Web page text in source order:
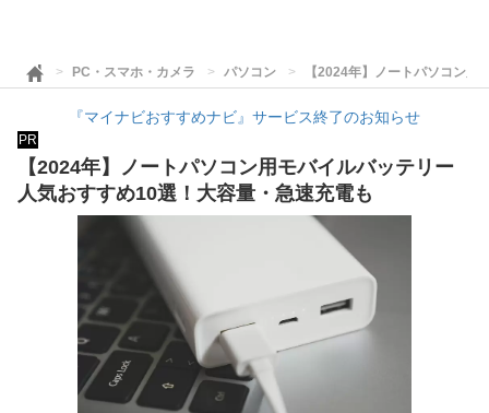
PC・スマホ・カメラ パソコン 【2024年】ノートパソコン
『マイナビおすすめナビ』サービス終了のお知らせ
PR
【2024年】ノートパソコン用モバイルバッテリー
人気おすすめ10選！大容量・急速充電も